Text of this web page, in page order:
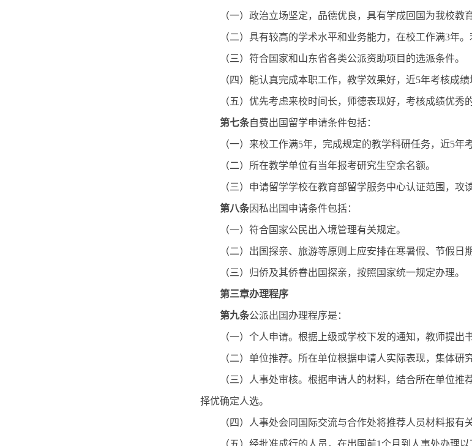
（一）政治立场坚定，品德优良，具有学成回国为我校教
（二）具有较高的学术水平和业务能力，在校工作满3年
（三）符合国家和山东省各类公派资助项目的选派条件。
（四）能认真完成本职工作，教学效果好，近5年考核成绩
（五）优先考虑来校时间长，师德表现好，考核成绩优秀
第七条自费出国留学申请条件包括：
（一）来校工作满5年，完成规定的教学科研任务，近5年
（二）所在教学单位有当年报考研究生空余名额。
（三）申请留学学校在教育部留学服务中心认证范围，
第八条因私出国申请条件包括：
（一）符合国家公民出入境管理有关规定。
（二）出国探亲、旅游等原则上应安排在寒暑假、节假日期
（三）归侨及其侨眷出国探亲，按照国家统一规定办理。
第三章办理程序
第九条公派出国办理程序是：
（一）个人申请。根据上级或学校下发的通知，教师提出
（二）单位推荐。所在单位根据申请人实际表现，集体研
（三）人事处审核。根据申请人的材料，结合所在单位
择优确定人选。
（四）人事处会同国际交流与合作处将推荐人员材料报有
（五）经批准成行的人员，在出国前1个月到人事处办理以